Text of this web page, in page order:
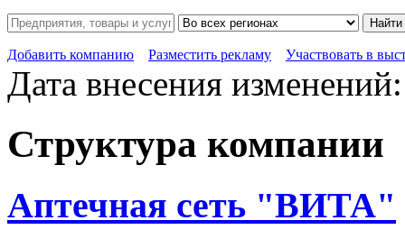
Найти
Добавить компанию Разместить рекламу Участвовать в
Дата внесения
Структура компании
Аптечная сеть "ВИТА"